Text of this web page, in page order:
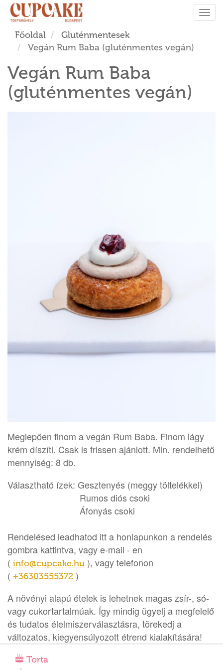
Főoldal
Gluténmentesek
Vegán Rum Baba (gluténmentes vegán)
Vegán Rum Baba
(gluténmentes vegán)
Meglepően finom a vegán Rum Baba. Finom lágy
krém díszíti. Csak is frissen ajánlott. Min. rendelhető
mennyiség: 8 db.
Választható ízek: Gesztenyés (meggy töltelékkel)
Rumos diós csoki
Áfonyás csoki
Rendelésed leadhatod itt a honlapunkon a rendelés
gombra kattintva, vagy e-mail - en
( info@cupcake.hu ), vagy telefonon
( +36303555372 )
A növényi alapú ételek is lehetnek magas zsír-, só-
vagy cukortartalmúak. Így mindig ügyelj a megfelelő
és tudatos élelmiszerválasztásra, törekedj a
változatos, kiegyensúlyozott étrend kialakítására!
Torta